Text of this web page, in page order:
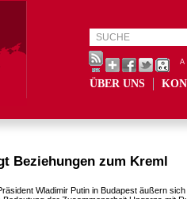
A
ÜBER UNS
Beziehungen zum Kreml
Wladimir Putin in Budapest äußern sich